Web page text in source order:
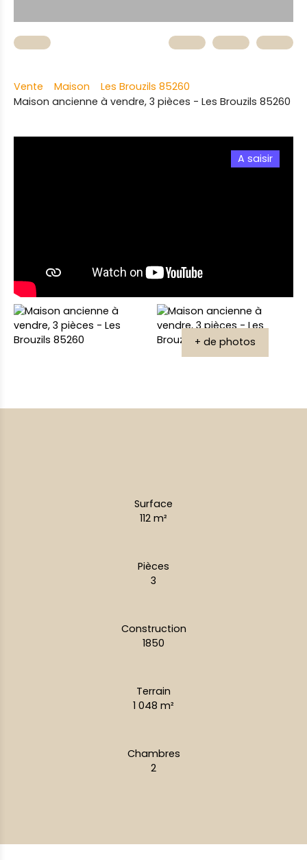
Vente Maison
Les Brouzils 85260
Maison ancienne à vendre, 3 pièces - Les Brouzils 85260
A saisir
+ de photos
Surface
112 m²
Pièces
3
Construction
1850
Terrain
1 048 m²
Chambres
2